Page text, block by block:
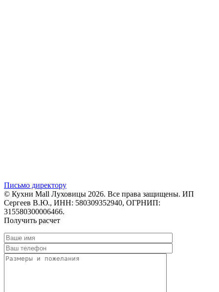
Письмо директору
© Кухни Mall Луховицы 2026. Все права защищены. ИП
Сергеев В.Ю., ИНН: 580309352940, ОГРНИП:
315580300006466.
Получить расчет